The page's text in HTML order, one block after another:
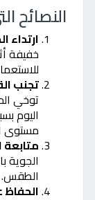
النصائح
ارتداء
خفيفة
تجنب
توخي
اليوم
مستوى
متابعة
الجوية
الطقس.